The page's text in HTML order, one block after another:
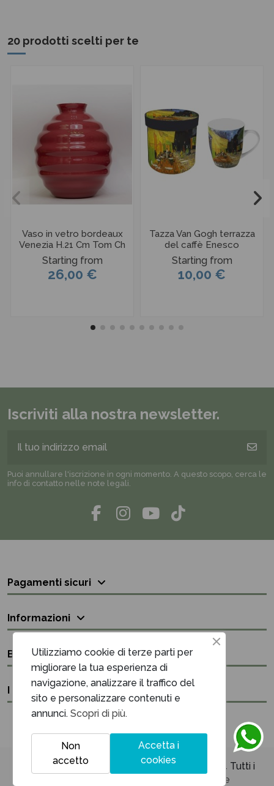
20 prodotti scelti per te
Vaso in vetro bordeaux
Venezia H.21 Cm Tom Ch
Starting from
26,00 €
Tazza Van Gogh terrazza
del caffè Enesco
Starting from
10,00 €
Iscriviti alla nostra newsletter.
Puoi annullare l'iscrizione in ogni momento. A questo scopo, cerca le
info di contatto nelle note legali.
Pagamenti sicuri
Informazioni
Bisogno di aiuto?
I nostri contatti
Unique Maison & Cadeaux P.iva 03394220614 Tutti i
Netrise
Utilizziamo cookie di terze parti per
migliorare la tua esperienza di
navigazione, analizzare il traffico del
sito e personalizzare contenuti e
annunci. Scopri di più.
Accetta i
cookies
Non
accetto